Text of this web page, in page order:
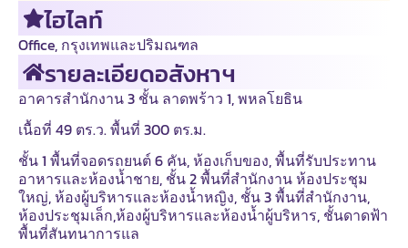
ไฮไลท์
Office, กรุงเทพและปริมณฑล
รายละเอียดอสังหาฯ
อาคารสำนักงาน 3 ชั้น ลาดพร้าว 1, พหลโยธิน
เนื้อที่ 49 ตร.ว. พื้นที่ 300 ตร.ม.
ชั้น 1 พื้นที่จอดรถยนต์ 6 คัน, ห้องเก็บของ, พื้นที่รับประทาน
อาหารและห้องน้ำชาย, ชั้น 2 พื้นที่สำนักงาน ห้องประชุม
ใหญ่, ห้องผู้บริหารและห้องน้ำหญิง, ชั้น 3 พื้นที่สำนักงาน,
ห้องประชุมเล็ก,ห้องผู้บริหารและห้องน้ำผู้บริหาร, ชั้นดาดฟ้า
พื้นที่สันทนาการแล